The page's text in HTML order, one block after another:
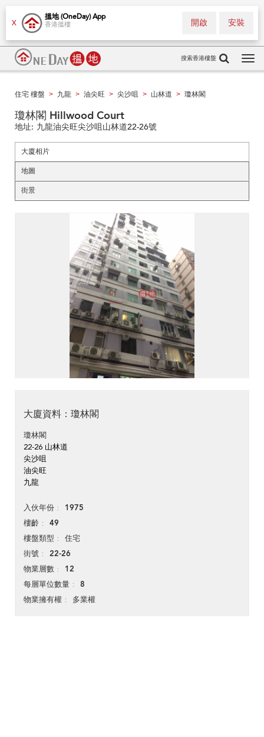
X
搵地 (OneDay) App
香港搵樓 安裝
開啟
搜索香港樓盤
住宅 樓盤 > 九龍 > 油尖旺 > 尖沙咀 > 山林道 > 瓊林閣
瓊林閣 Hillwood Court
地址: 九龍油尖旺尖沙咀山林道22-26號
大廈相片
地圖
街景
大廈資料：瓊林閣
瓊林閣
22-26 山林道
尖沙咀
油尖旺
九龍
入伙年份 1975
樓齡 49
樓盤類型 住宅
街號 22-26
物業層數 12
每層單位數量 8
物業擁有權 多業權